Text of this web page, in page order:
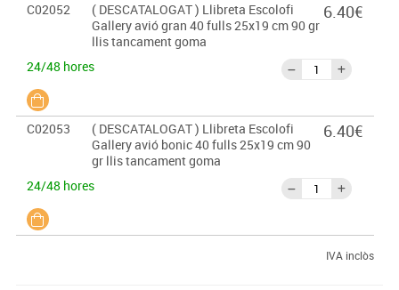
C02052
( DESCATALOGAT ) Llibreta Escolofi
Gallery avió gran 40 fulls 25x19 cm 90 gr
llis tancament goma
24/48 hores
6.40€
C02053
( DESCATALOGAT ) Llibreta Escolofi
Gallery avió bonic 40 fulls 25x19 cm 90
gr llis tancament goma
24/48 hores
6.40€
IVA inclòs